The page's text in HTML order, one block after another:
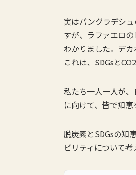
実はバングラデシ
すが、ラファエロ
わかりました。デ
これは、SDGsと
私たち一人一人が
に向けて、皆で知
脱炭素とSDGsの知
ビリティについて考